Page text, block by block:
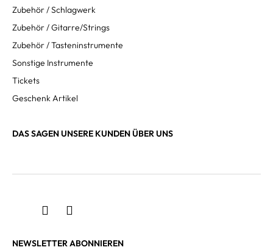
Zubehör / Schlagwerk
Zubehör / Gitarre/Strings
Zubehör / Tasteninstrumente
Sonstige Instrumente
Tickets
Geschenk Artikel
DAS SAGEN UNSERE KUNDEN ÜBER UNS
NEWSLETTER ABONNIEREN